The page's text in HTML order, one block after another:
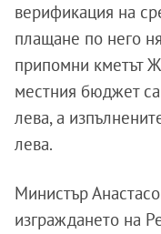
верификация на
плащане по него
припомни кметът
местния бюджет
лева, а
лева.
Министър
изграждането на